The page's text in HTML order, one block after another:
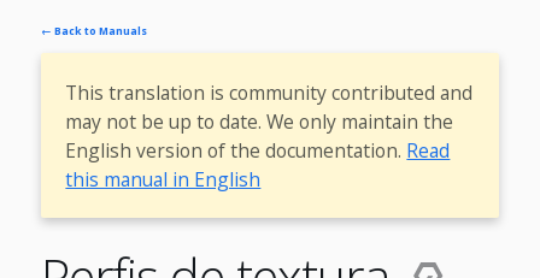
← Back to Manuals
This translation is community contributed and
may not be up to date. We only maintain the
English version of the documentation. Read
this manual in English